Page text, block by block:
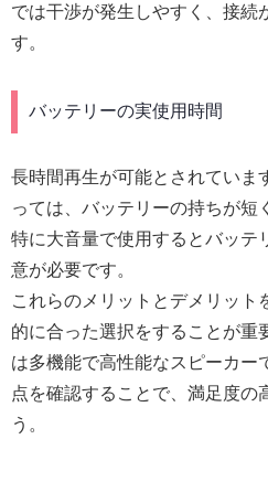
では干渉が発生しやすく、接続
す。
バッテリーの実使用時間
長時間再生が可能とされていま
っては、バッテリーの持ちが短
特に大音量で使用するとバッテ
意が必要です。
これらのメリットとデメリット
的に合った選択をすることが重
は多機能で高性能なスピーカー
点を確認することで、満足度の
う。